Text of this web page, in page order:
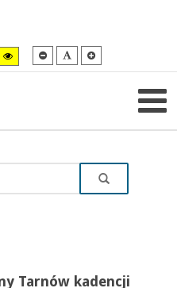
Tryb
wysokiego
kontrastu
Mniejsza
czcionka
Domyślna
czcionka
Tarnów kadencji